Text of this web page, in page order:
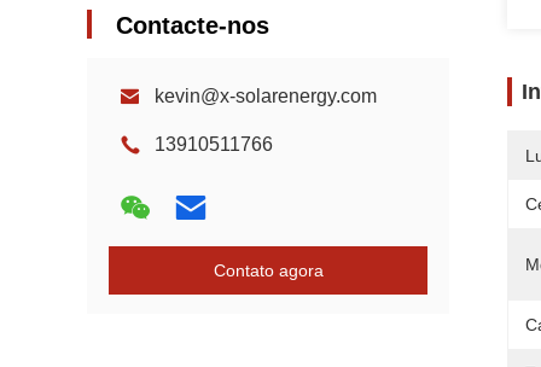
Contacte-nos
kevin@x-solarenergy.com
13910511766
Contato agora